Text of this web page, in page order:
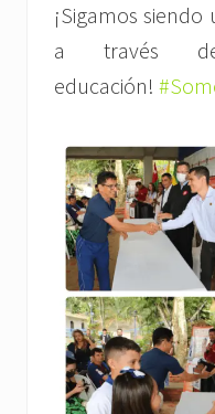
¡Sigamos
a través
educación!